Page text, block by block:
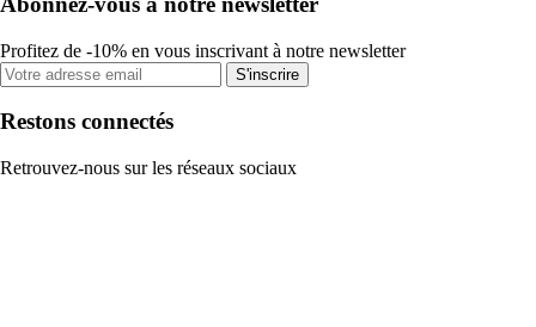
Profitez de -10% en vous inscrivant à notre newsletter
S'inscrire
Restons connectés
Retrouvez-nous sur les réseaux sociaux